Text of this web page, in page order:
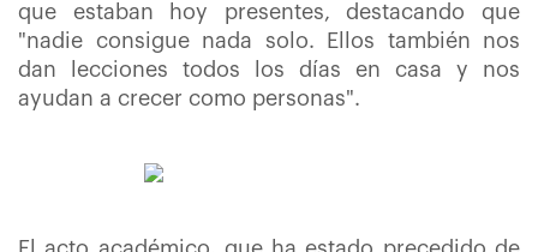
que estaban hoy presentes, destacando que
"nadie consigue nada solo. Ellos también nos
dan lecciones todos los días en casa y nos
ayudan a crecer como personas".